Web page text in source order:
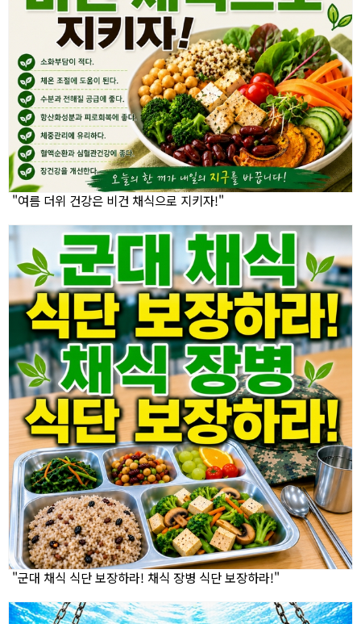
"여름 더위 건강은 비건 채식으로 지키자!"
"군대 채식 식단 보장하라! 채식 장병 식단 보장하라!"